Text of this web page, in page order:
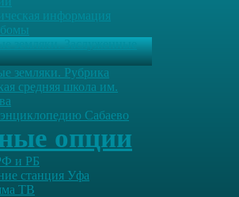
информация
земляки. Заслуженные
земляки. Рубрика
средняя школа им.
Сабаево
опции
и РБ
станция Уфа
ТВ